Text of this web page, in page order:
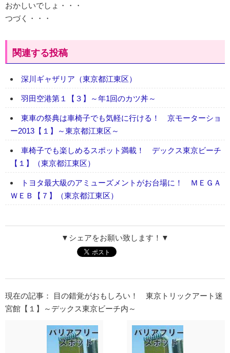
おかしいでしょ・・・
つづく・・・
関連する投稿
深川ギャザリア（東京都江東区）
羽田空港第１【３】～年1回のカツ丼～
東車の祭典は車椅子でも気軽に行ける！ 京モーターショ
ー2013【１】～東京都江東区～
車椅子でも楽しめるスポット満載！ デックス東京ビーチ
【１】（東京都江東区）
トヨタ最大級のアミューズメントがお台場に！ ＭＥＧＡ
ＷＥＢ【７】（東京都江東区）
▼シェアをお願い致します！▼
現在の記事： 目の錯覚がおもしろい！ 東京トリックアート迷
宮館【１】～デックス東京ビーチ内～